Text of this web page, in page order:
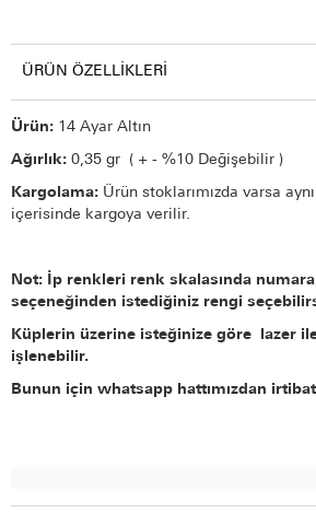
ÜRÜN ÖZELLIKLERI
Ürün: 14 Ayar Altın
Ağırlık: 0,35 gr ( + - %10 Değişebilir )
Kargolama: Ürün stoklarımızda varsa
içerisinde kargoya verilir.
Not: İp renkleri renk skalasında
seçeneğinden istediğiniz rengi
Küplerin üzerine isteğinize göre lazer
işlenebilir.
Bunun için whatsapp hattımızdan